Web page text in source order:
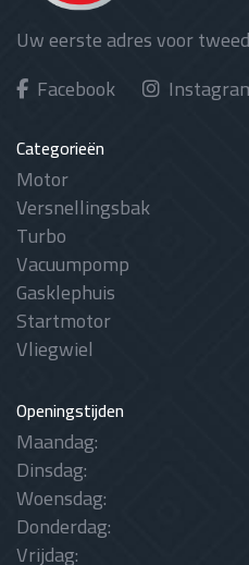
Uw eerste adres voor
Facebook
Categorieën
Motor
Versnellingsbak
Turbo
Vacuumpomp
Gasklephuis
Startmotor
Vliegwiel
Openingstijden
Maandag:
Dinsdag:
Woensdag:
Donderdag:
Vrijdag: